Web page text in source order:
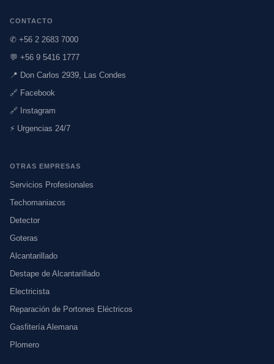
CONTACTO
✆ +56 2 2683 7000
💬 +56 9 5416 1777
📍 Don Carlos 2939, Las Condes
🔗 Facebook
🔗 Instagram
⚡ Urgencias 24/7
OTRAS EMPRESAS
Servicios Profesionales
Techomaniacos
Detector
Goteras
Alcantarillado
Destape de Alcantarillado
Electricista
Reparación de Portones Eléctricos
Gasfitería Alemana
Plomero